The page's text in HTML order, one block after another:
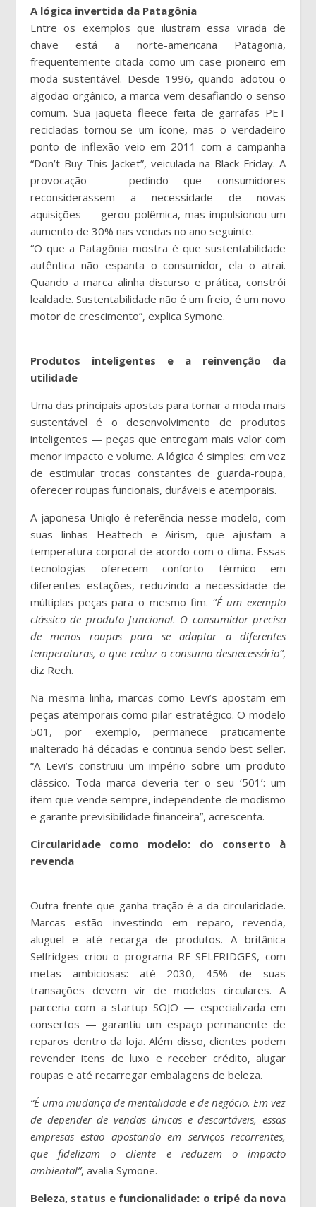
A lógica invertida da Patagônia
Entre os exemplos que ilustram essa virada de
chave está a norte-americana Patagonia,
frequentemente citada como um case pioneiro em
moda sustentável. Desde 1996, quando adotou o
algodão orgânico, a marca vem desafiando o senso
comum. Sua jaqueta fleece feita de garrafas PET
recicladas tornou-se um ícone, mas o verdadeiro
ponto de inflexão veio em 2011 com a campanha
“Don’t Buy This Jacket”, veiculada na Black Friday. A
provocação — pedindo que consumidores
reconsiderassem a necessidade de novas
aquisições — gerou polêmica, mas impulsionou um
aumento de 30% nas vendas no ano seguinte.
“O que a Patagônia mostra é que sustentabilidade
autêntica não espanta o consumidor, ela o atrai.
Quando a marca alinha discurso e prática, constrói
lealdade. Sustentabilidade não é um freio, é um novo
motor de crescimento”, explica Symone.
Produtos inteligentes e a reinvenção da
utilidade
Uma das principais apostas para tornar a moda mais
sustentável é o desenvolvimento de produtos
inteligentes — peças que entregam mais valor com
menor impacto e volume. A lógica é simples: em vez
de estimular trocas constantes de guarda-roupa,
oferecer roupas funcionais, duráveis e atemporais.
A japonesa Uniqlo é referência nesse modelo, com
suas linhas Heattech e Airism, que ajustam a
temperatura corporal de acordo com o clima. Essas
tecnologias oferecem conforto térmico em
diferentes estações, reduzindo a necessidade de
múltiplas peças para o mesmo fim. “É um exemplo
clássico de produto funcional. O consumidor precisa
de menos roupas para se adaptar a diferentes
temperaturas, o que reduz o consumo desnecessário”,
diz Rech.
Na mesma linha, marcas como Levi’s apostam em
peças atemporais como pilar estratégico. O modelo
501, por exemplo, permanece praticamente
inalterado há décadas e continua sendo best-seller.
“A Levi’s construiu um império sobre um produto
clássico. Toda marca deveria ter o seu ‘501’: um
item que vende sempre, independente de modismo
e garante previsibilidade financeira”, acrescenta.
Circularidade como modelo: do conserto à
revenda
Outra frente que ganha tração é a da circularidade.
Marcas estão investindo em reparo, revenda,
aluguel e até recarga de produtos. A britânica
Selfridges criou o programa RE-SELFRIDGES, com
metas ambiciosas: até 2030, 45% de suas
transações devem vir de modelos circulares. A
parceria com a startup SOJO — especializada em
consertos — garantiu um espaço permanente de
reparos dentro da loja. Além disso, clientes podem
revender itens de luxo e receber crédito, alugar
roupas e até recarregar embalagens de beleza.
“É uma mudança de mentalidade e de negócio. Em vez
de depender de vendas únicas e descartáveis, essas
empresas estão apostando em serviços recorrentes,
que fidelizam o cliente e reduzem o impacto
ambiental”, avalia Symone.
Beleza, status e funcionalidade: o tripé da nova